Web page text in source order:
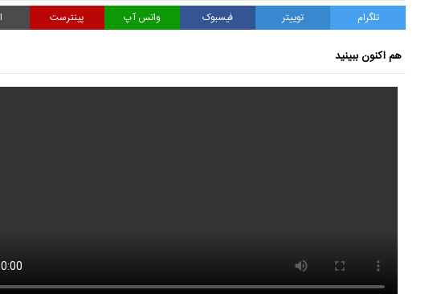
تلگرام توییتر فیسبوک واتس آپ پینترست
هم اکنون ببینید